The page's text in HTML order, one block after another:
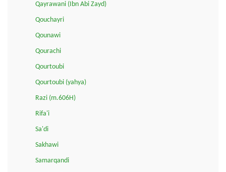
Qayrawani (Ibn Abi Zayd)
Qouchayri
Qounawi
Qourachi
Qourtoubi
Qourtoubi (yahya)
Razi (m.606H)
Rifa'i
Sa'di
Sakhawi
Samarqandi